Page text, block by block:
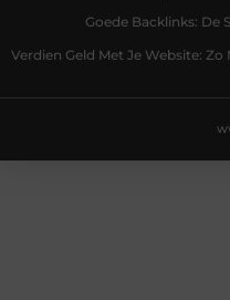
Goede Backlinks: De
Verdien Geld Met Je Website: